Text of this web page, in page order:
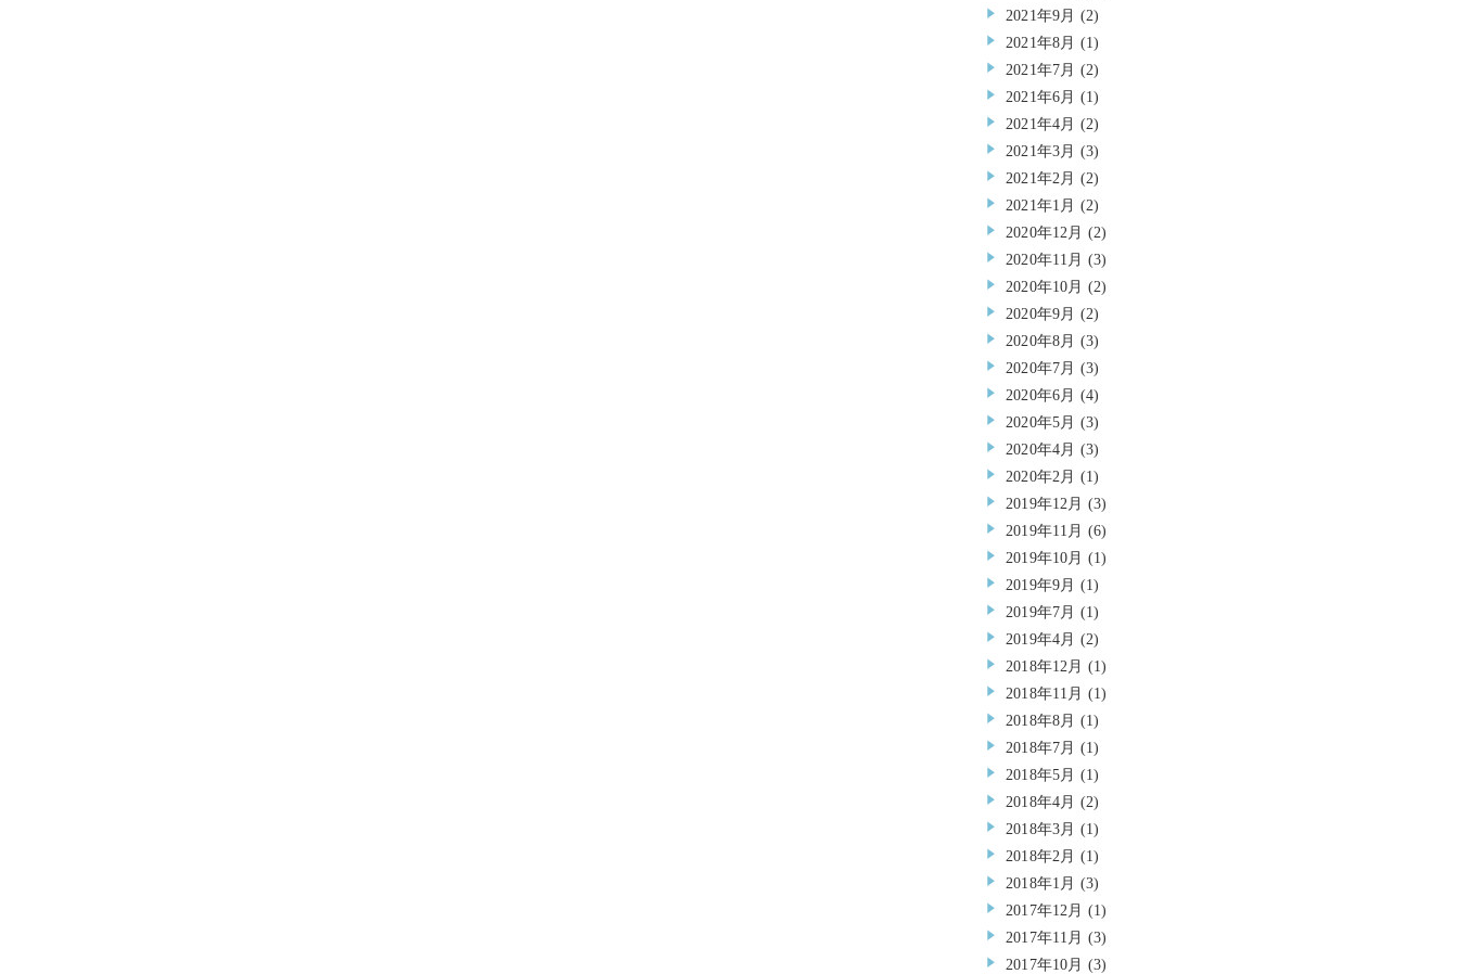
2021年9月 (2)
2021年8月 (1)
2021年7月 (2)
2021年6月 (1)
2021年4月 (2)
2021年3月 (3)
2021年2月 (2)
2021年1月 (2)
2020年12月 (2)
2020年11月 (3)
2020年10月 (2)
2020年9月 (2)
2020年8月 (3)
2020年7月 (3)
2020年6月 (4)
2020年5月 (3)
2020年4月 (3)
2020年2月 (1)
2019年12月 (3)
2019年11月 (6)
2019年10月 (1)
2019年9月 (1)
2019年7月 (1)
2019年4月 (2)
2018年12月 (1)
2018年11月 (1)
2018年8月 (1)
2018年7月 (1)
2018年5月 (1)
2018年4月 (2)
2018年3月 (1)
2018年2月 (1)
2018年1月 (3)
2017年12月 (1)
2017年11月 (3)
2017年10月 (3)